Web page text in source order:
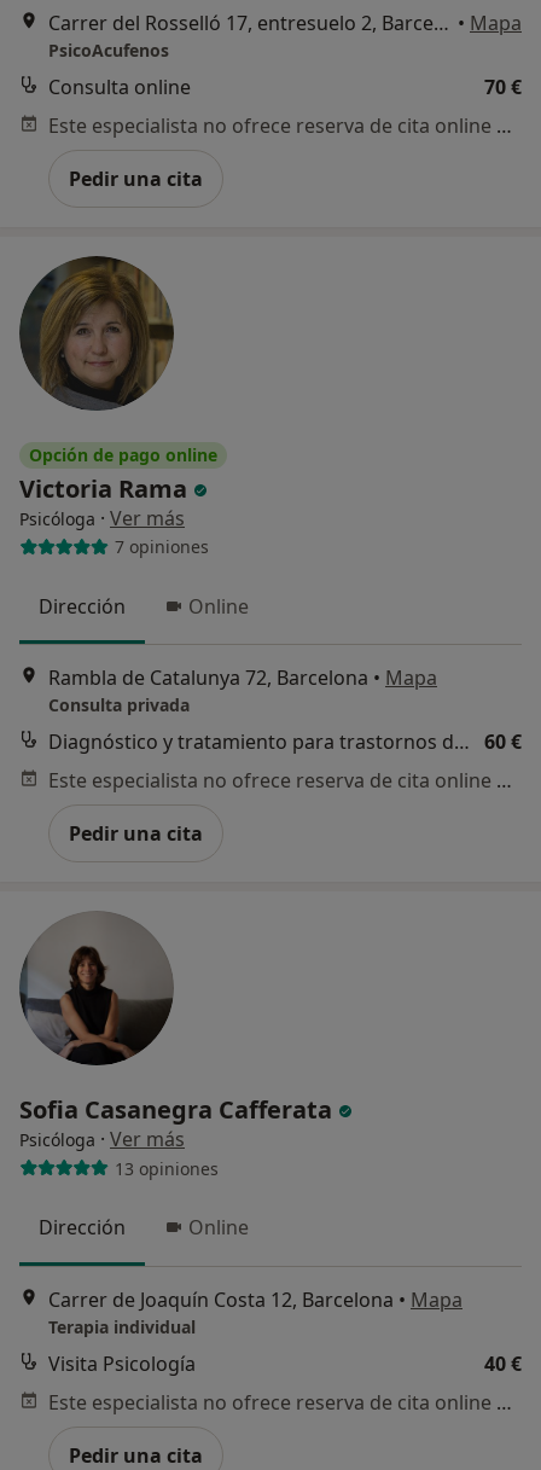
Carrer del Rosselló 17, entresuelo 2, Barcelona • Mapa
PsicoAcufenos
Consulta online
70 €
Este especialista no ofrece reserva de cita online en esta dirección.
Pedir una cita
Opción de pago online
Victoria Rama
Psicóloga · Ver más
7 opiniones
Dirección Online
Rambla de Catalunya 72, Barcelona • Mapa
Consulta privada
Diagnóstico y tratamiento para trastornos de ansiedad 60 €
Este especialista no ofrece reserva de cita online en esta dirección.
Pedir una cita
Sofia Casanegra Cafferata
Psicóloga · Ver más
13 opiniones
Dirección Online
Carrer de Joaquín Costa 12, Barcelona • Mapa
Terapia individual
Visita Psicología
40 €
Este especialista no ofrece reserva de cita online en esta dirección.
Pedir una cita